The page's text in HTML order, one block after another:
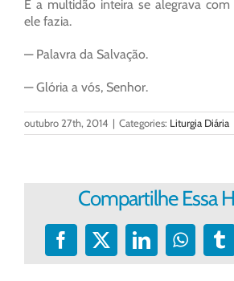
E a multidão inteira se alegrava
ele fazia.
— Palavra da Salvação.
— Glória a vós, Senhor.
outubro 27th, 2014 | Categories: Liturgia Diária
Compartilhe Essa
Facebook
X LinkedIn